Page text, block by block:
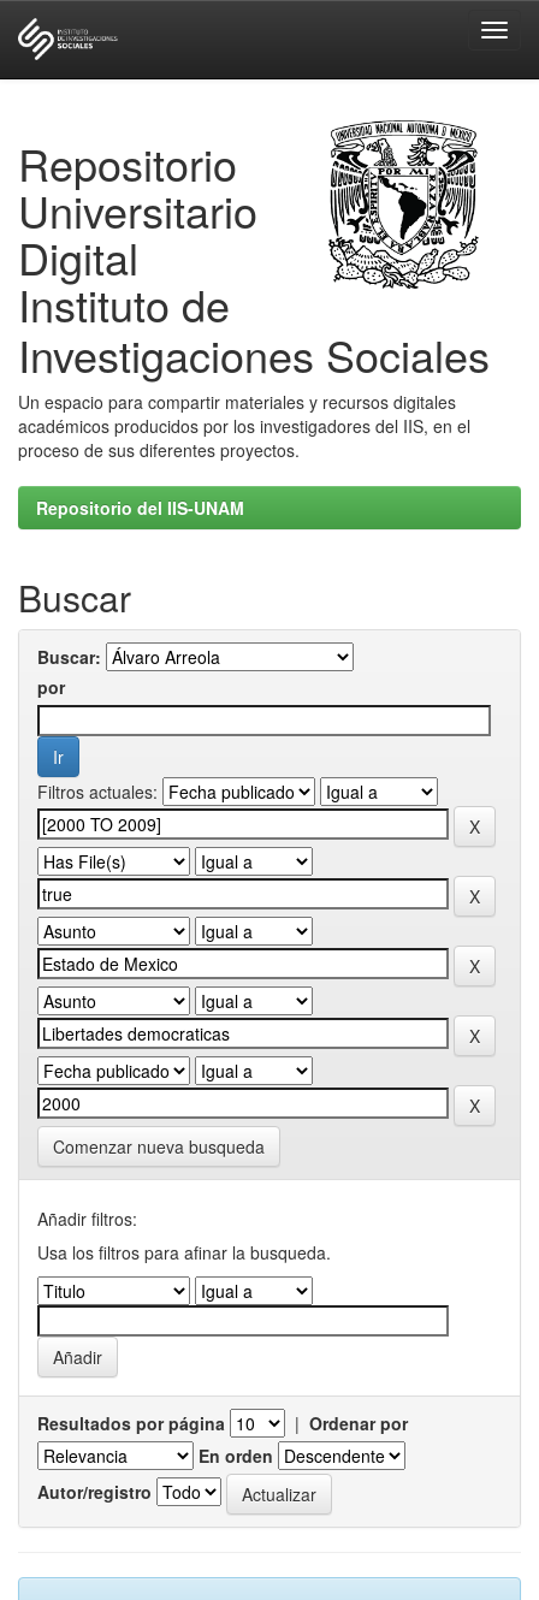
Repositorio
Universitario
Digital
Instituto de
Investigaciones Sociales
Un espacio para compartir materiales y recursos digitales
académicos producidos por los investigadores del IIS, en el
proceso de sus diferentes proyectos.
Repositorio del IIS-UNAM
Buscar
Buscar:
por
Filtros actuales:
Comenzar nueva busqueda
Añadir filtros:
Usa los filtros para afinar la busqueda.
Resultados por página | Ordenar por
En orden
Autor/registro